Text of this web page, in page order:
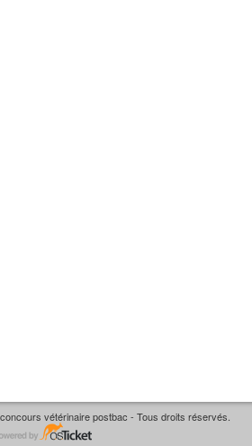
vétérinaire postbac - Tous droits réservés.